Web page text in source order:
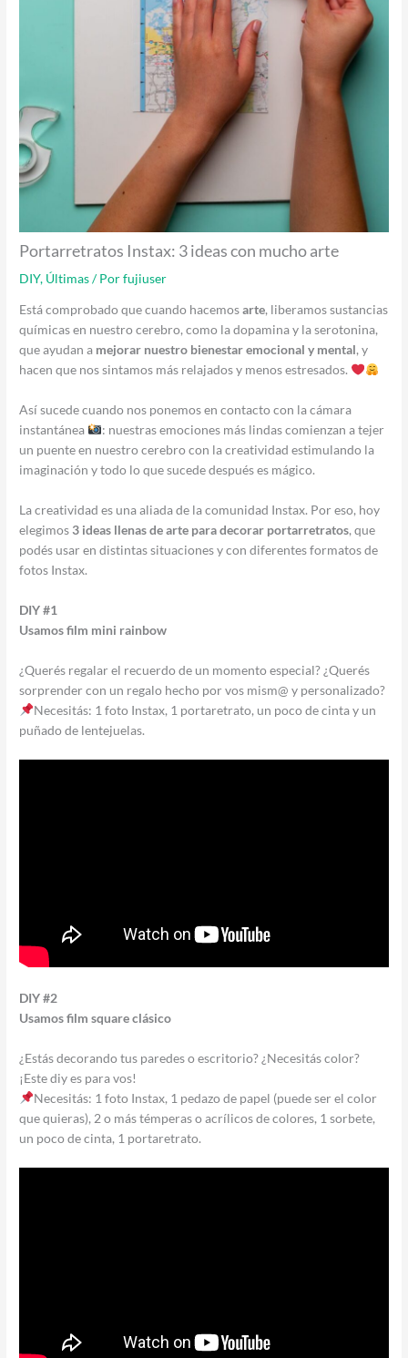
Portarretratos Instax: 3 ideas con mucho arte
DIY, Últimas/ Porfujiuser
Está comprobado que cuando hacemosarte, liberamos sustancias
químicas en nuestro cerebro, como la dopamina y la serotonina,
que ayudan a mejorar nuestro bienestar emocional y mental, y
hacen que nos sintamos más relajados y menos estresados.
Así sucede cuando nos ponemos en contacto con la cámara
instantánea
: nuestras emociones más lindas comienzan a tejer
un puente en nuestro cerebro con la creatividad estimulando la
imaginación y todo lo que sucede después es mágico.
La creatividad es una aliada de la comunidad Instax. Por eso, hoy
elegimos 3 ideas llenas de arte para decorar portarretratos, que
podés usar en distintas situaciones y con diferentes formatos de
fotos Instax.
DIY #1
Usamos film mini rainbow
¿Querés regalar el recuerdo de un momento especial? ¿Querés
sorprender con un regalo hecho por vos mism@ y personalizado?
Necesitás: 1 foto Instax, 1 portaretrato, un poco de cinta y un
puñado de lentejuelas.
DIY #2
Usamos film square clásico
¿Estás decorando tus paredes o escritorio? ¿Necesitás color?
¡Este diy es para vos!
Necesitás: 1 foto Instax, 1 pedazo de papel (puede ser el color
que quieras), 2 o más témperas o acrílicos de colores, 1 sorbete,
un poco de cinta, 1 portaretrato.